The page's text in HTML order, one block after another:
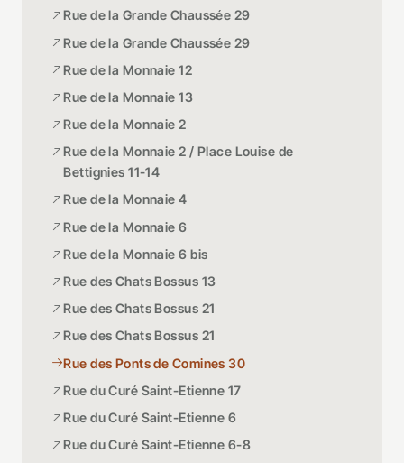
Rue de la Grande Chaussée 29
Rue de la Grande Chaussée 29
Rue de la Monnaie 12
Rue de la Monnaie 13
Rue de la Monnaie 2
Rue de la Monnaie 2 / Place Louise de
Bettignies 11-14
Rue de la Monnaie 4
Rue de la Monnaie 6
Rue de la Monnaie 6 bis
Rue des Chats Bossus 13
Rue des Chats Bossus 21
Rue des Chats Bossus 21
Rue des Ponts de Comines 30
Rue du Curé Saint-Etienne 17
Rue du Curé Saint-Etienne 6
Rue du Curé Saint-Etienne 6-8